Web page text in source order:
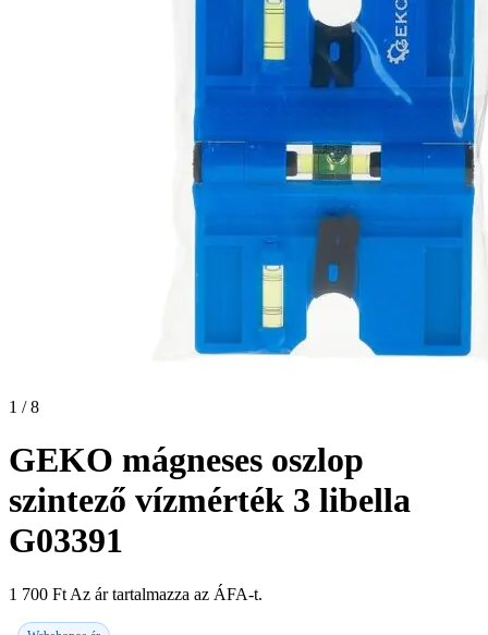
1 / 8
GEKO mágneses oszlop
szintező vízmérték 3 libella
G03391
1 700 Ft Az ár tartalmazza az ÁFA-t.